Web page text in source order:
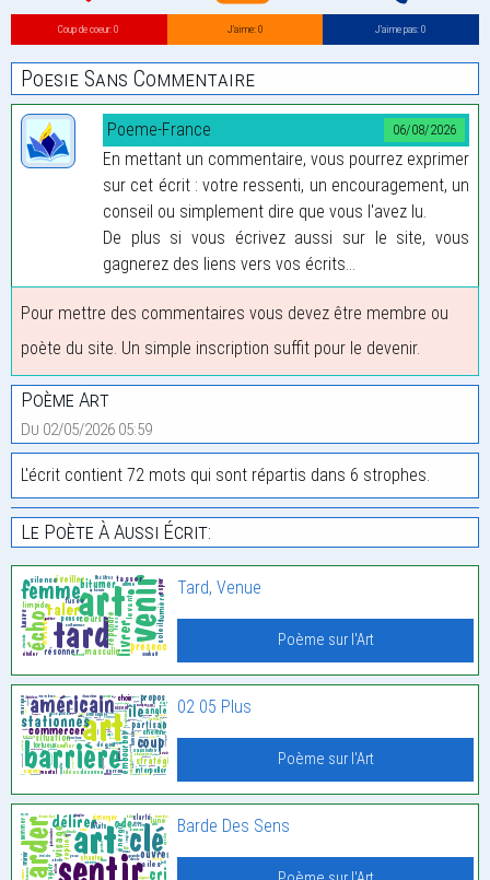
Coup de coeur: 0 J’aime: 0 J’aime pas: 0
Poesie Sans Commentaire
06/08/2026
Poeme-France
En mettant un commentaire, vous pourrez exprimer
sur cet écrit : votre ressenti, un encouragement, un
conseil ou simplement dire que vous l'avez lu.
De plus si vous écrivez aussi sur le site, vous
gagnerez des liens vers vos écrits...
Pour mettre des commentaires vous devez être membre ou
poète du site. Un simple inscription suffit pour le devenir.
Poème Art
Du 02/05/2026 05:59
L'écrit contient 72 mots qui sont répartis dans 6 strophes.
Le Poète À Aussi Écrit:
Tard, Venue
Poème sur l'Art
02 05 Plus
Poème sur l'Art
Barde Des Sens